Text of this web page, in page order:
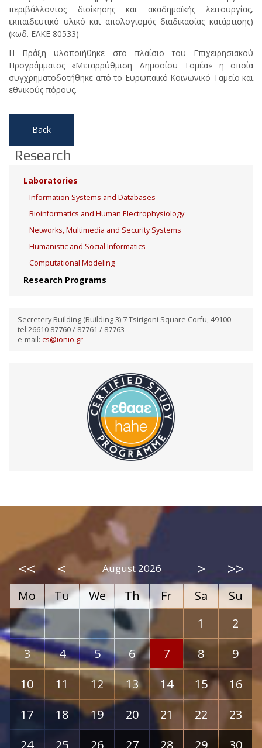
περιβάλλοντος διοίκησης και ακαδημαϊκής λειτουργίας,
εκπαιδευτικό υλικό και απολογισμός διαδικασίας κατάρτισης)
(κωδ. ΕΛΚΕ 80533)
Η Πράξη υλοποιήθηκε στο πλαίσιο του Επιχειρησιακού
Προγράμματος «Μεταρρύθμιση Δημοσίου Τομέα» η οποία
συγχρηματοδοτήθηκε από το Ευρωπαϊκό Κοινωνικό Ταμείο και
εθνικούς πόρους.
Back
Research
Laboratories
Information Systems and Databases
Bioinformatics and Human Electrophysiology
Networks, Multimedia and Security Systems
Humanistic and Social Informatics
Computational Modeling
Research Programs
Secretery Building (Building 3) 7 Tsirigoni Square Corfu, 49100
tel:26610 87760 / 87761 / 87763
e-mail: cs@ionio.gr
<< < August 2026 > >>
Mo Tu We Th Fr Sa
Su
1
2
3
4 5 6 7 8
9
10
11 12 13 14 15
16
17
18 19 20 21 22
23
24
25 26 27 28 29 30